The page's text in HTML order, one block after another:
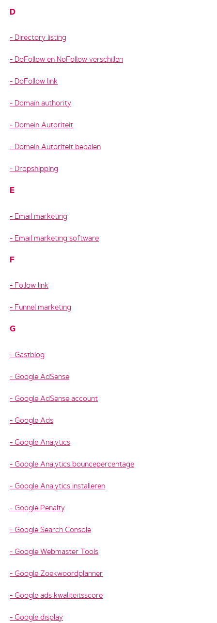
D
Directory listing
DoFollow en NoFollow verschillen
DoFollow link
Domain authority
Domein Autoriteit
Domein Autoriteit bepalen
Dropshipping
E
Email marketing
Email marketing software
F
Follow link
Funnel marketing
G
Gastblog
Google AdSense
Google AdSense account
Google Ads
Google Analytics
Google Analytics bouncepercentage
Google Analytics installeren
Google Penalty
Google Search Console
Google Webmaster Tools
Google Zoekwoordplanner
Google ads kwaliteitsscore
Google display